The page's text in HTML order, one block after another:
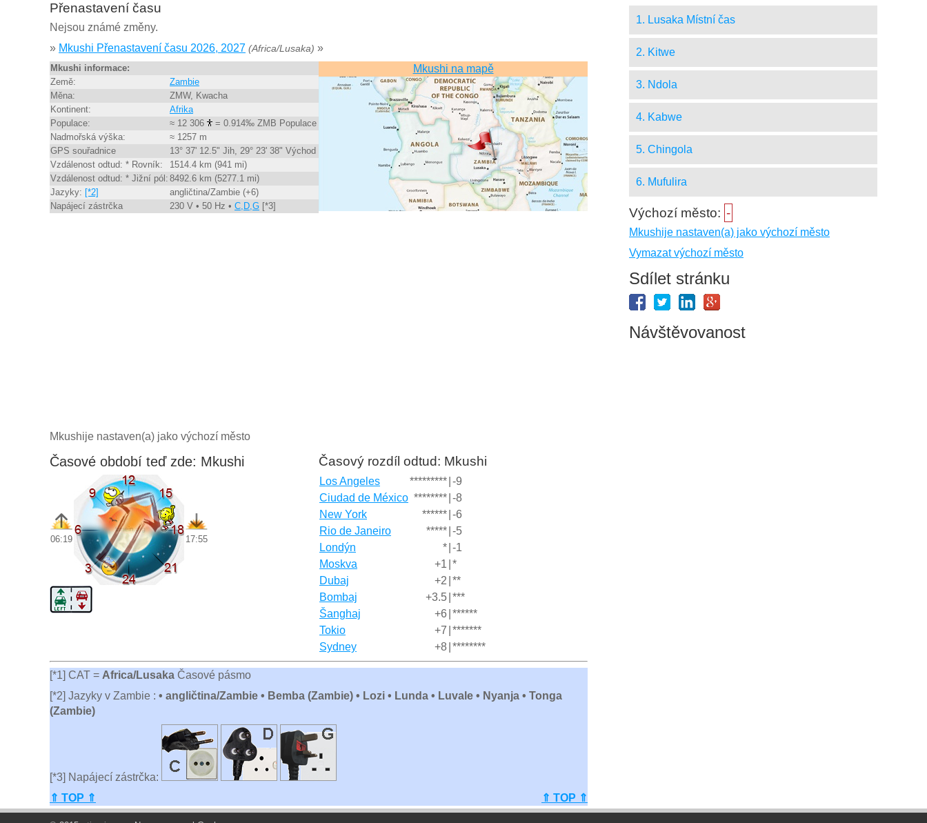
Přenastavení času
Nejsou známé změny.
» Mkushi Přenastavení času 2026, 2027 (Africa/Lusaka) »
Mkushi informace:
Země:
Zambie
Měna:
ZMW, Kwacha
Kontinent:
Afrika
Populace:
≈ 12 306
= 0.914‰ ZMB Populace
Nadmořská výška:
≈ 1257 m
GPS souřadnice
13° 37' 12.5" Jih, 29° 23' 38" Východ
Vzdálenost odtud: * Rovník:
1514.4 km (941 mi)
Vzdálenost odtud: * Jižní pól: 8492.6 km (5277.1 mi)
Jazyky: [*2]
angličtina/Zambie (+6)
Napájecí zástrčka
230 V • 50 Hz • C,D,G [*3]
Mkushi na mapě
Mkushije nastaven(a) jako výchozí město
Časové období teď zde: Mkushi
06:19 17:55
Časový rozdíl odtud: Mkushi
Los Angeles ********* -9
Ciudad de México ******** -8
New York
****** -6
Rio de Janeiro
***** -5
Londýn
* -1
Moskva
+1 *
Dubaj
+2 **
Bombaj
+3.5 ***
Šanghaj
+6 ******
Tokio
+7 *******
Sydney
+8 ********
[*1] CAT = Africa/Lusaka Časové pásmo
[*2] Jazyky v Zambie : • angličtina/Zambie • Bemba (Zambie) • Lozi • Lunda • Luvale • Nyanja • Tonga
(Zambie)
[*3] Napájecí zástrčka:
⇑ TOP ⇑
⇑ TOP ⇑
1. Lusaka Místní čas
2. Kitwe
3. Ndola
4. Kabwe
5. Chingola
6. Mufulira
Výchozí město: -
Mkushije nastaven(a) jako výchozí město
Vymazat výchozí město
Sdílet stránku
Návštěvovanost